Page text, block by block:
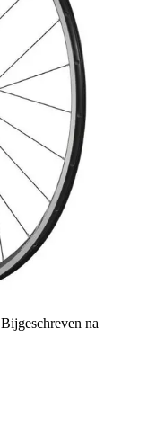
Bijgeschreven na